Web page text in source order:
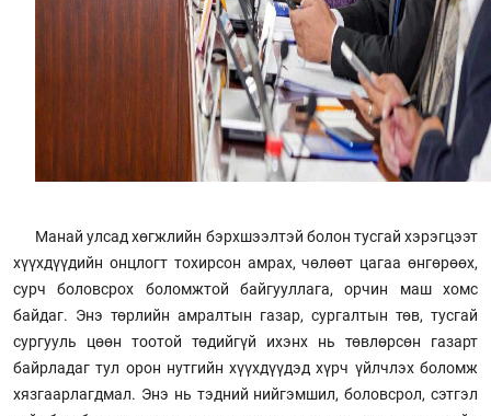
Манай улсад хөгжлийн бэрхшээлтэй болон тусгай хэрэгцээт
хүүхдүүдийн онцлогт тохирсон амрах, чөлөөт цагаа өнгөрөөх,
сурч боловсрох боломжтой байгууллага, орчин маш хомс
байдаг. Энэ төрлийн амралтын газар, сургалтын төв, тусгай
сургууль цөөн тоотой төдийгүй ихэнх нь төвлөрсөн газарт
байрладаг тул орон нутгийн хүүхдүүдэд хүрч үйлчлэх боломж
хязгаарлагдмал. Энэ нь тэдний нийгэмшил, боловсрол, сэтгэл